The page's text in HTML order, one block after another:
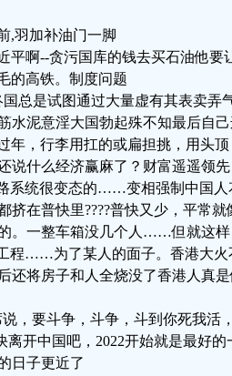
,羽加补油门一脚
平啊--贪污国库的钱去买石油他要
的高铁。制度问题
国总是试图通过大量虚有其表卖弄
水泥意淫大国勃起殊不知最后自
年，行李用扛的或扁担挑，用头
说什么经济赢麻了？财富遥遥领
路系统很变态的……变相强制中国
挤在普快里????普快又少，平常
。一整车箱没几个人……但就这
程……为了某人的面子。香港大
将房子和人全烧没了香港人真
，要斗争，斗争，斗到你死我活
离开中国吧，2022开始就是最好
日子更近了